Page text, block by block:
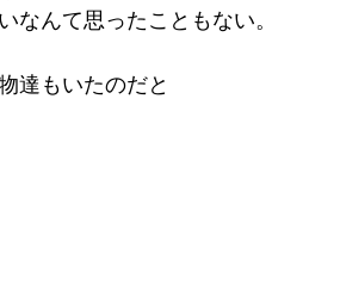
なんて思ったこともない。
達もいたのだと